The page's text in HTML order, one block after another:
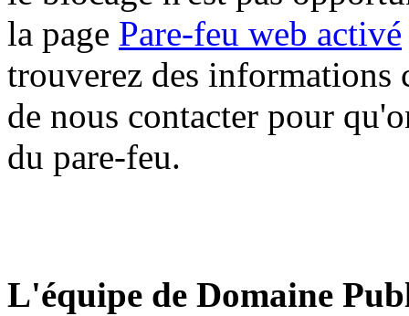
la page Pare-feu web activé
trouverez des informations
de nous contacter pour
du pare-feu.
L'équipe de Domaine